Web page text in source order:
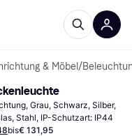
& Möbel /
Grau, Schwarz, Silber,
Stahl, IP-Schutzart: IP44
bis€ 131,95